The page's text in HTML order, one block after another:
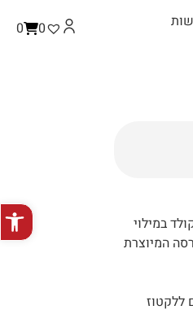
פתח
0 0
במילוי
המיוצרת
ללקטוז